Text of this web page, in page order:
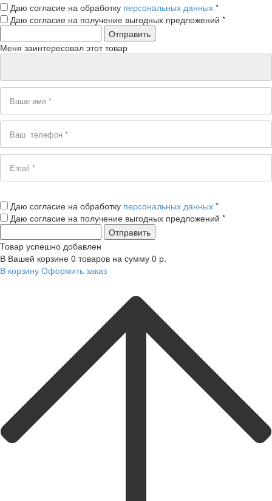
Даю согласие на обработку персональных данных *
Даю согласие на получение выгодных предложений *
Меня заинтересовал этот товар
Даю согласие на обработку персональных данных *
Даю согласие на получение выгодных предложений *
Товар успешно добавлен
В Вашей корзине 0 товаров на сумму 0 р.
В корзину Оформить заказ